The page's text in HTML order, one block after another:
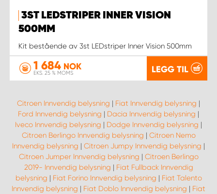
3ST LEDSTRIPER INNER VISION
500MM
Kit bestående av 3st LEDstriper Inner Vision 500mm
1 684 NOK
EKS. 25 % MOMS LEGG TIL
Citroen Innvendig belysning | Fiat Innvendig belysning |
Ford Innvendig belysning | Dacia Innvendig belysning |
Iveco Innvendig belysning | Dodge Innvendig belysning |
Citroen Berlingo Innvendig belysning | Citroen Nemo
Innvendig belysning | Citroen Jumpy Innvendig belysning |
Citroen Jumper Innvendig belysning | Citroen Berlingo
2019- Innvendig belysning | Fiat Fullback Innvendig
belysning | Fiat Forino Innvendig belysning | Fiat Talento
Innvendig belysning | Fiat Doblo Innvendig belysning | Fiat